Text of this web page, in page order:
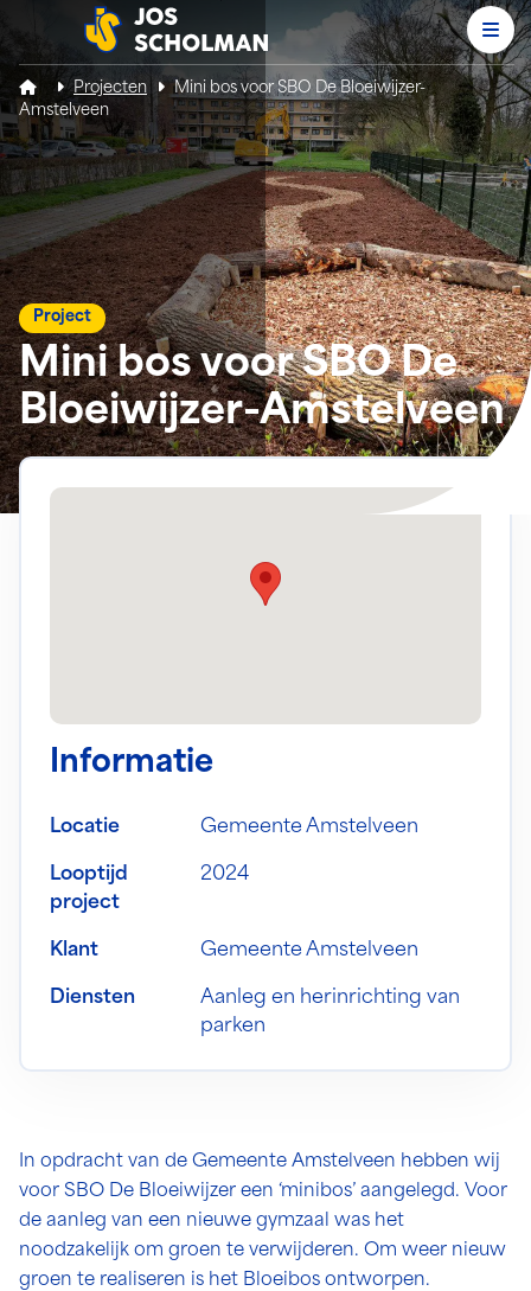
Jos Scholman
Projecten
Mini bos voor SBO De Bloeiwijzer-
Amstelveen
Mini bos voor SBO De
Bloeiwijzer-Amstelveen
Project
Informatie
Locatie Gemeente Amstelveen
Looptijd
project
2024
Klant Gemeente Amstelveen
Diensten
Aanleg en herinrichting van
parken
In opdracht van de Gemeente Amstelveen hebben wij
voor SBO De Bloeiwijzer een ‘minibos’ aangelegd. Voor
de aanleg van een nieuwe gymzaal was het
noodzakelijk om groen te verwijderen. Om weer nieuw
groen te realiseren is het Bloeibos ontworpen.